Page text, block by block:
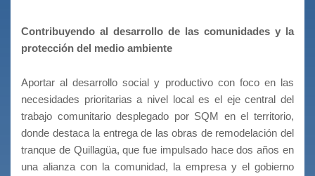
Contribuyendo al desarrollo de las comunidades y la
protección del medio ambiente
Aportar al desarrollo social y productivo con foco en las
necesidades prioritarias a nivel local es el eje central del
trabajo comunitario desplegado por SQM en el territorio,
donde destaca la entrega de las obras de remodelación del
tranque de Quillagüa, que fue impulsado hace dos años en
una alianza con la comunidad, la empresa y el gobierno